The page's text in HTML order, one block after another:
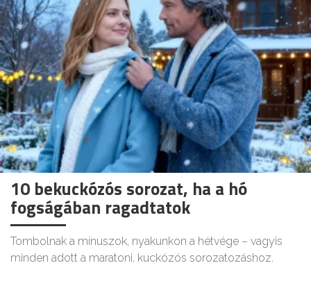
10 bekuckózós sorozat, ha a hó
fogságában ragadtatok
Tombolnak a mínuszok, nyakunkon a hétvége – vagyis
minden adott a maratoni, kuckózós sorozatozáshoz.